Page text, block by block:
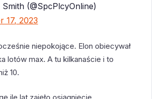
(@SpcPlcyOnline)
17, 2023
niepokojące. Elon obiecywał
lotów max. A tu kilkanaście i to
10.